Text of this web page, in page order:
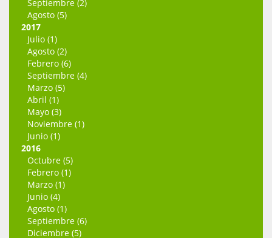
Septiembre (2)
Agosto (5)
2017
Julio (1)
Agosto (2)
Febrero (6)
Septiembre (4)
Marzo (5)
Abril (1)
Mayo (3)
Noviembre (1)
Junio (1)
2016
Octubre (5)
Febrero (1)
Marzo (1)
Junio (4)
Agosto (1)
Septiembre (6)
Diciembre (5)